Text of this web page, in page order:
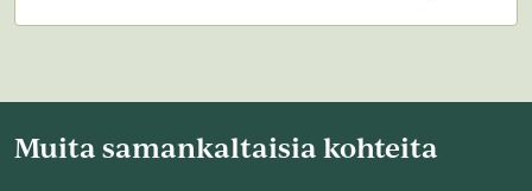
Muita samankaltaisia kohteita